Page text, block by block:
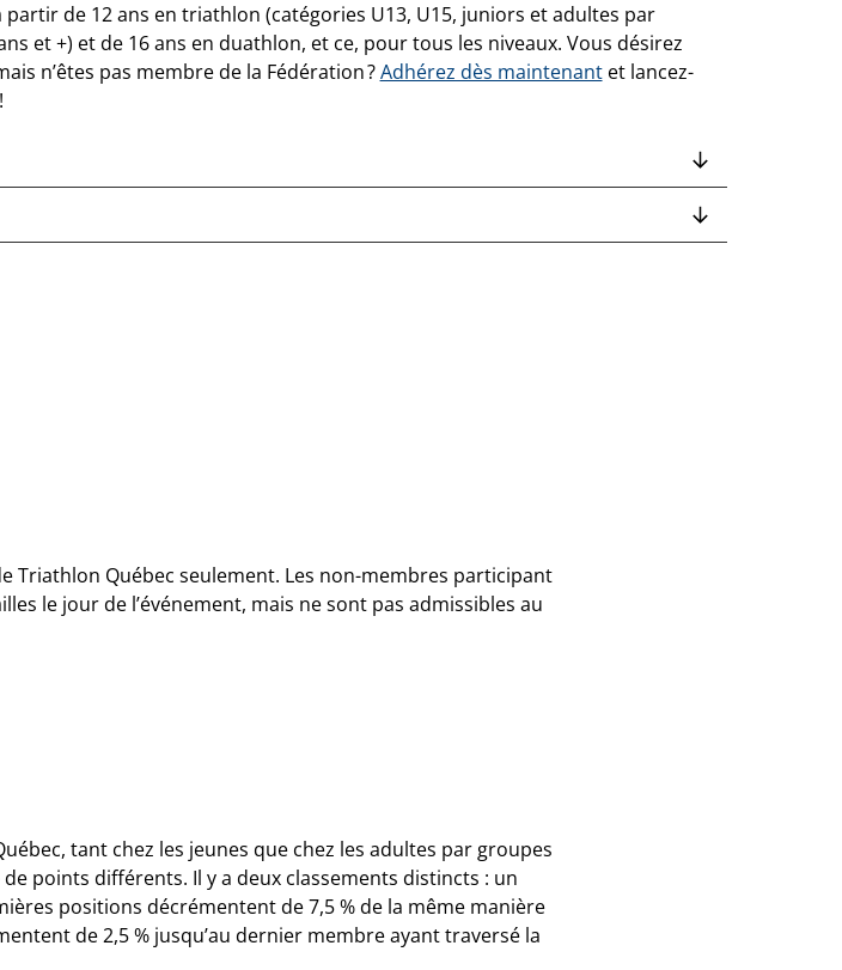
partir de 12 ans en triathlon (catégories U13, U15, juniors et adultes par
et +) et de 16 ans en duathlon, et ce, pour tous les niveaux. Vous désirez
n’êtes pas membre de la Fédération ?Adhérez dès maintenantet lancez-
Triathlon Québec seulement. Les non-membres participant
le jour de l’événement, mais ne sont pas admissibles au
tant chez les jeunes que chez les adultes par groupes
points différents. Il y a deux classements distincts : un
positions décrémentent de 7,5 % de la même manière
de 2,5 % jusqu’au dernier membre ayant traversé la